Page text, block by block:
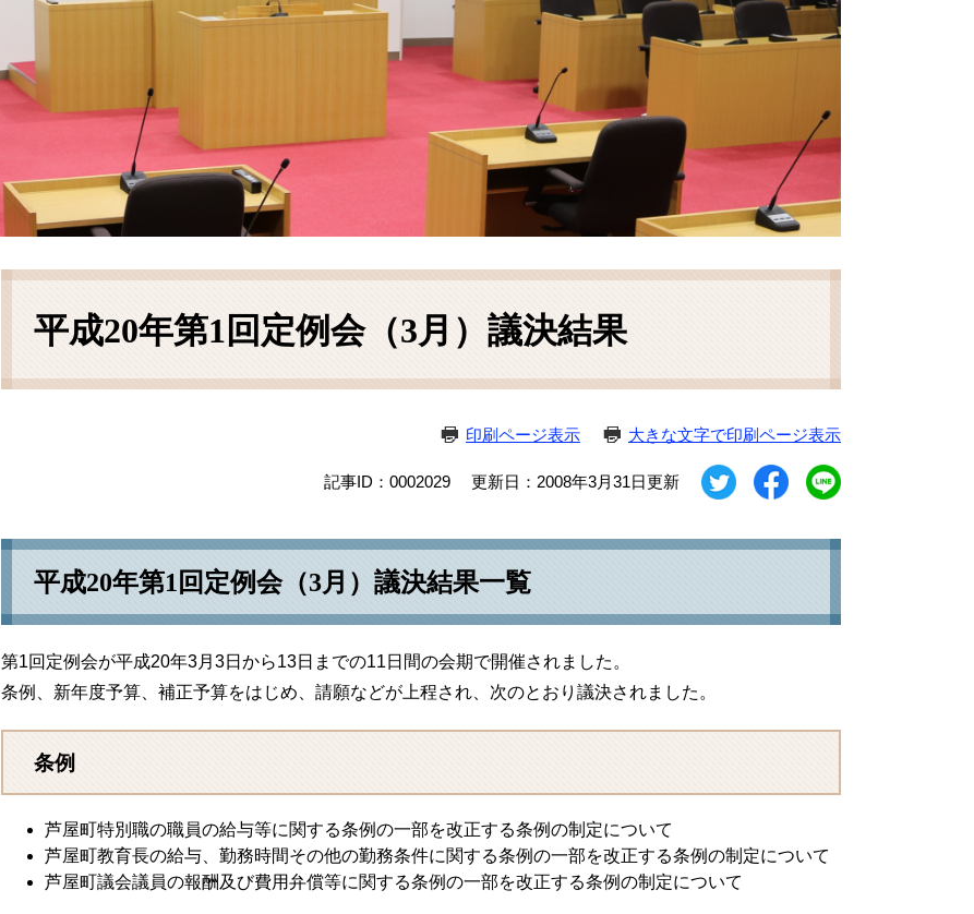
本
平成20年第1回定例会（3月）議決結果
印刷ページ表示 大きな文字で印刷ページ表示
記事ID：0002029 更新日：2008年3月31日更新
平成20年第1回定例会（3月）議決結果一覧
第1回定例会が平成20年3月3日から13日までの11日間の会期で開催されました。
条例、新年度予算、補正予算をはじめ、請願などが上程され、次のとおり議決されました。
条例
芦屋町特別職の職員の給与等に関する条例の一部を改正する条例の制定について
芦屋町教育長の給与、勤務時間その他の勤務条件に関する条例の一部を改正する条例の制定について
芦屋町議会議員の報酬及び費用弁償等に関する条例の一部を改正する条例の制定について